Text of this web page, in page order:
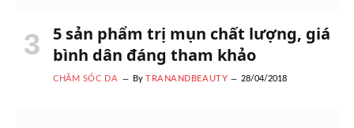
5 sản phẩm trị mụn chất lượng, giá
bình dân đáng tham khảo
CHĂM SÓC DA By TRANANDBEAUTY 28/04/2018